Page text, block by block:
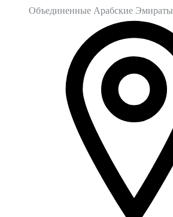
Объединенные Арабские Эмираты